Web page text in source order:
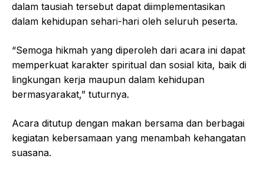
dalam tausiah tersebut dapat diimplementasikan
dalam kehidupan sehari-hari oleh seluruh peserta.
“Semoga hikmah yang diperoleh dari acara ini dapat
memperkuat karakter spiritual dan sosial kita, baik di
lingkungan kerja maupun dalam kehidupan
bermasyarakat,” tuturnya.
Acara ditutup dengan makan bersama dan berbagai
kegiatan kebersamaan yang menambah kehangatan
suasana.